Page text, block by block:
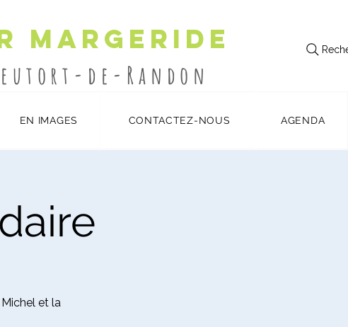
Margeride
de-Randon
EN IMAGES CONTACTEZ-NOUS AGENDA
et la